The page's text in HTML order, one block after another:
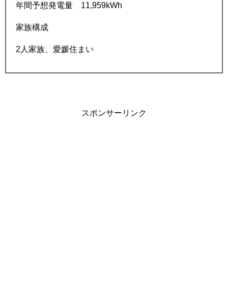
年間予想発電量 11,959kWh
家族構成
2人家族、愛媛住まい
スポンサーリンク